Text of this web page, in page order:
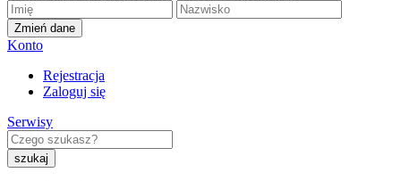
Zmień dane
Konto
Rejestracja
Zaloguj się
Serwisy